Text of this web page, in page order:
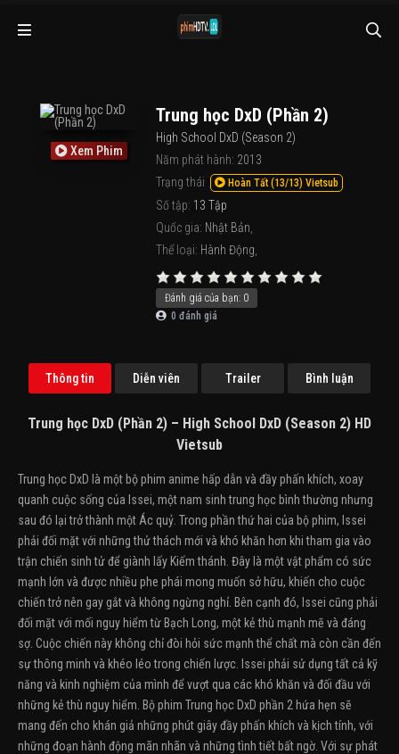
Xem Phim
Trung học DxD (Phần 2)
High School DxD (Season 2)
Năm phát hành: 2013
Trạng thái
Hoàn Tất (13/13) Vietsub
Số tập: 13 Tập
Quốc gia: Nhật Bản
Thể loại: Hành Động
Đánh giá của bạn: 0
0 đánh giá
Thông tin Diễn viên Trailer Bình luận
Trung học DxD (Phần 2) – High School DxD (Season 2) HD
Vietsub
Trung học DxD là một bộ phim anime hấp dẫn và đầy phấn khích, xoay
quanh cuộc sống của Issei, một nam sinh trung học bình thường nhưng
sau đó lại trở thành một Ác quỷ. Trong phần thứ hai của bộ phim, Issei
phải đối mặt với những thử thách mới và khó khăn hơn khi tham gia vào
trận chiến sinh tử để giành lấy Kiếm thánh. Đây là một vật phẩm có sức
mạnh lớn và được nhiều phe phái mong muốn sở hữu, khiến cho cuộc
chiến trở nên gay gắt và không ngừng nghỉ. Bên cạnh đó, Issei cũng phải
đối mặt với mối nguy hiểm từ Bạch Long, một kẻ thù mạnh mẽ và đáng
sợ. Cuộc chiến này không chỉ đòi hỏi sức mạnh thể chất mà còn cần đến
sự thông minh và khéo léo trong chiến lược. Issei phải sử dụng tất cả kỹ
năng và kinh nghiệm của mình để vượt qua các khó khăn và đối đầu với
những kẻ thù nguy hiểm. Bộ phim Trung học DxD phần 2 hứa hẹn sẽ
mang đến cho khán giả những phút giây đầy phấn khích và kịch tính, với
những đoạn hành động mãn nhãn và những tình tiết bất ngờ. Với sự phát